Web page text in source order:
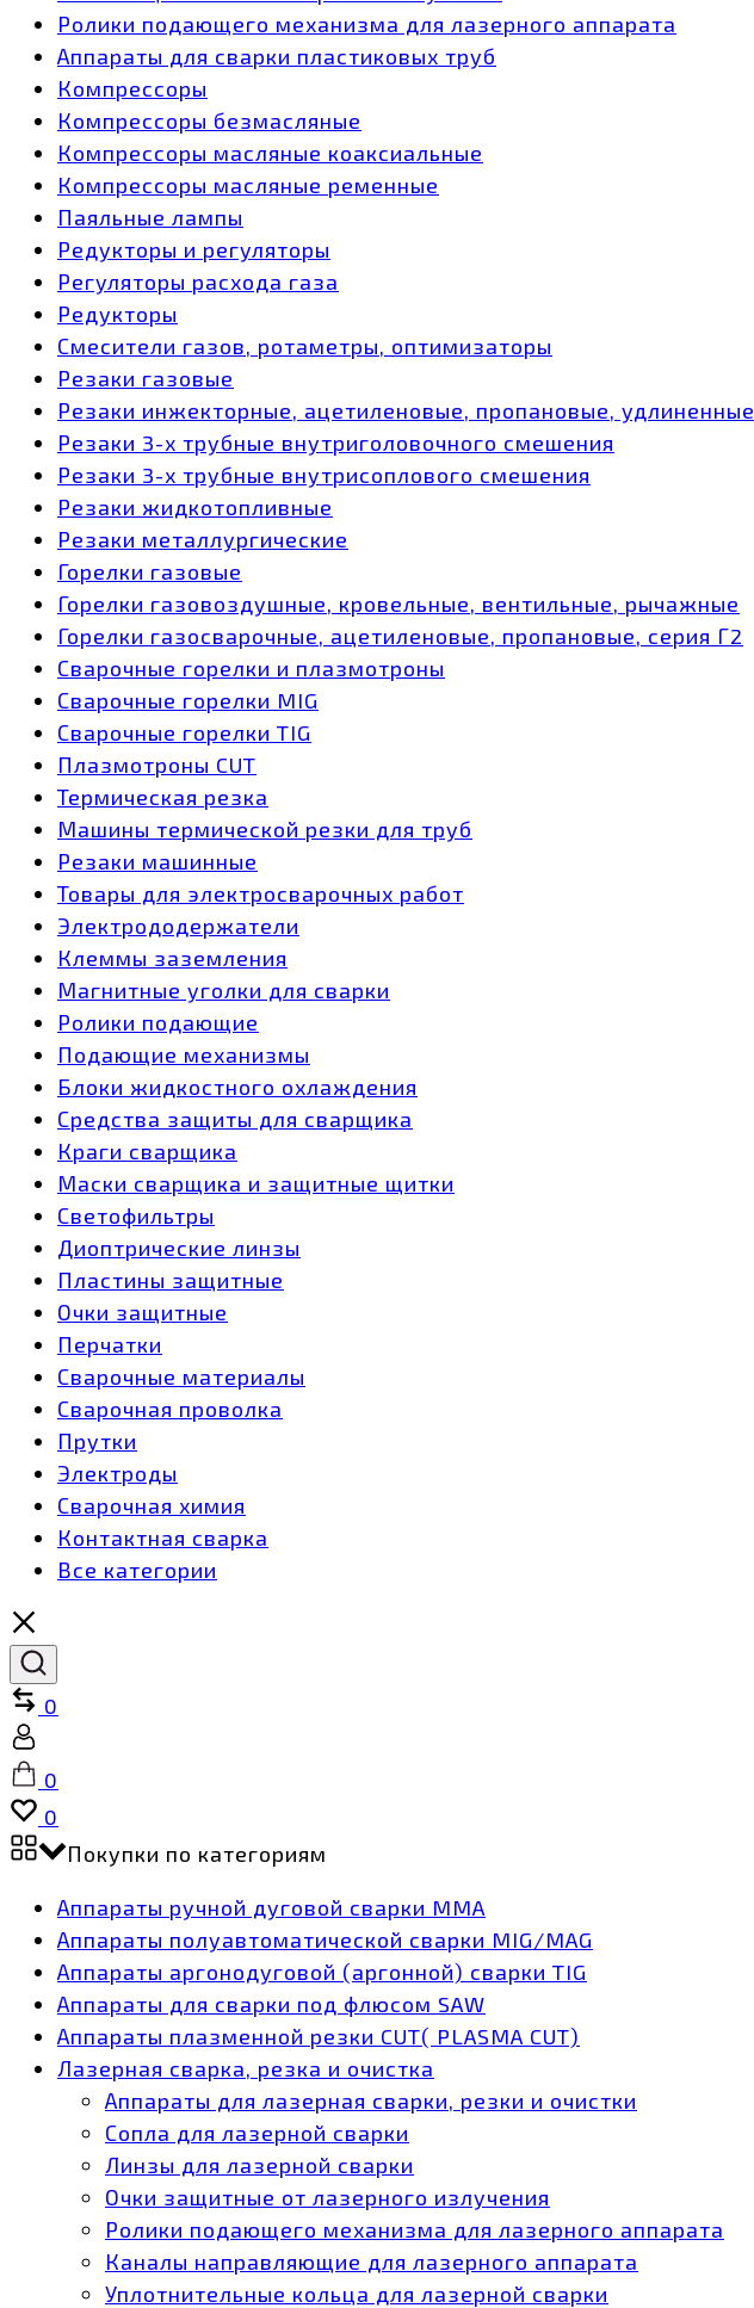
Ролики подающего механизма для лазерного аппарата
Аппараты для сварки пластиковых труб
Компрессоры
Компрессоры безмасляные
Компрессоры масляные коаксиальные
Компрессоры масляные ременные
Паяльные лампы
Редукторы и регуляторы
Регуляторы расхода газа
Редукторы
Смесители газов, ротаметры, оптимизаторы
Резаки газовые
Резаки инжекторные, ацетиленовые, пропановые, удлиненные
Резаки 3-х трубные внутриголовочного смешения
Резаки 3-х трубные внутрисоплового смешения
Резаки жидкотопливные
Резаки металлургические
Горелки газовые
Горелки газовоздушные, кровельные, вентильные, рычажные
Горелки газосварочные, ацетиленовые, пропановые, серия Г2
Сварочные горелки и плазмотроны
Сварочные горелки MIG
Сварочные горелки TIG
Плазмотроны CUT
Термическая резка
Машины термической резки для труб
Резаки машинные
Товары для электросварочных работ
Электрододержатели
Клеммы заземления
Магнитные уголки для сварки
Ролики подающие
Подающие механизмы
Блоки жидкостного охлаждения
Средства защиты для сварщика
Краги сварщика
Маски сварщика и защитные щитки
Светофильтры
Диоптрические линзы
Пластины защитные
Очки защитные
Перчатки
Сварочные материалы
Сварочная проволка
Прутки
Электроды
Сварочная химия
Контактная сварка
Все категории
Сравнить
0
запись
Корзина
0
Список
желаний
0
Покупки по категориям
Аппараты ручной дуговой сварки MMA
Аппараты полуавтоматической сварки MIG/MAG
Аппараты аргонодуговой (аргонной) сварки TIG
Аппараты для сварки под флюсом SAW
Аппараты плазменной резки CUT( PLASMA CUT)
Лазерная сварка, резка и очистка
Аппараты для лазерная сварки, резки и очистки
Сопла для лазерной сварки
Линзы для лазерной сварки
Очки защитные от лазерного излучения
Ролики подающего механизма для лазерного аппарата
Каналы направляющие для лазерного аппарата
Уплотнительные кольца для лазерной сварки